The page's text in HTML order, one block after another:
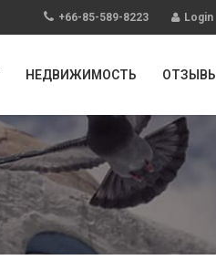
+66-85-589-8223 Login
НЕДВИЖИМОСТЬ ОТЗЫВЫ